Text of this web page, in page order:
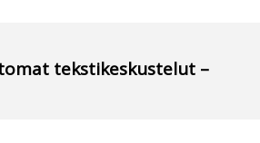
tekstikeskustelut –